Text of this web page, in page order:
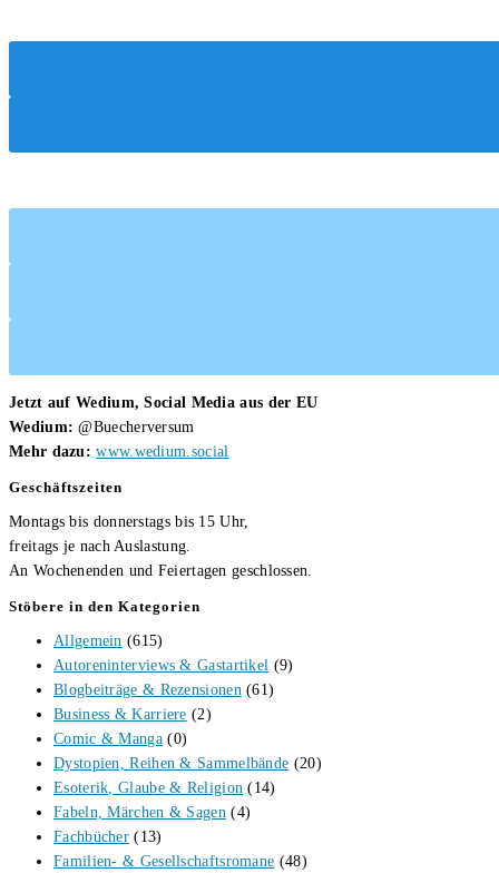
Faultier
Jetzt auf Wedium, Social Media aus der EU
Wedium: @Buecherversum
Mehr dazu: www.wedium.social
Geschäftszeiten
Montags bis donnerstags bis 15 Uhr,
freitags je nach Auslastung.
An Wochenenden und Feiertagen geschlossen.
Stöbere in den Kategorien
Allgemein (615)
Autoreninterviews & Gastartikel (9)
Blogbeiträge & Rezensionen (61)
Business & Karriere (2)
Comic & Manga (0)
Dystopien, Reihen & Sammelbände (20)
Esoterik, Glaube & Religion (14)
Fabeln, Märchen & Sagen (4)
Fachbücher (13)
Familien- & Gesellschaftsromane (48)